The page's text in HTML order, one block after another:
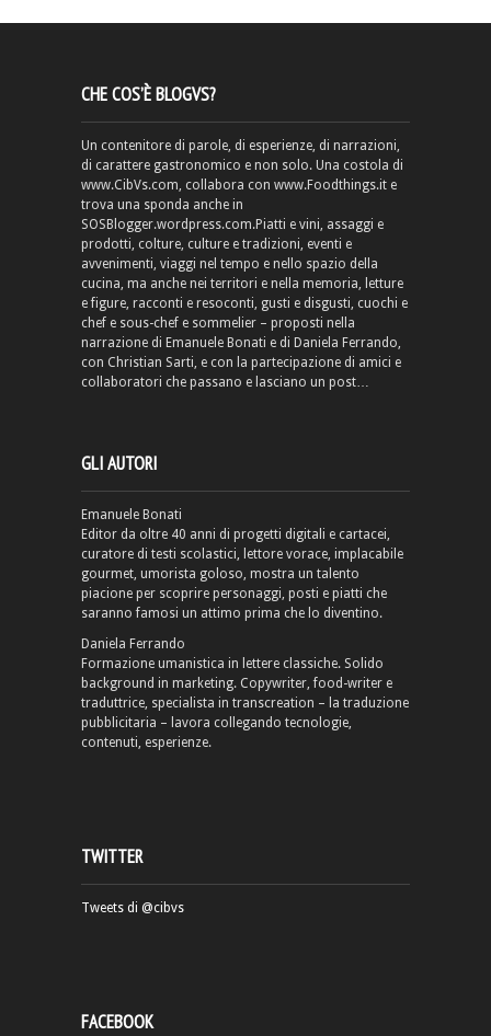
CHE COS’È BLOGVS?
Un contenitore di parole, di esperienze, di narrazioni,
di carattere gastronomico e non solo. Una costola di
www.CibVs.com, collabora con www.Foodthings.it e
trova una sponda anche in
SOSBlogger.wordpress.com.Piatti e vini, assaggi e
prodotti, colture, culture e tradizioni, eventi e
avvenimenti, viaggi nel tempo e nello spazio della
cucina, ma anche nei territori e nella memoria, letture
e figure, racconti e resoconti, gusti e disgusti, cuochi e
chef e sous-chef e sommelier – proposti nella
narrazione di Emanuele Bonati e di Daniela Ferrando,
con Christian Sarti, e con la partecipazione di amici e
collaboratori che passano e lasciano un post…
GLI AUTORI
Emanuele Bonati
Editor da oltre 40 anni di progetti digitali e cartacei,
curatore di testi scolastici, lettore vorace, implacabile
gourmet, umorista goloso, mostra un talento
piacione per scoprire personaggi, posti e piatti che
saranno famosi un attimo prima che lo diventino.
Daniela Ferrando
Formazione umanistica in lettere classiche. Solido
background in marketing. Copywriter, food-writer e
traduttrice, specialista in transcreation – la traduzione
pubblicitaria – lavora collegando tecnologie,
contenuti, esperienze.
TWITTER
Tweets di @cibvs
FACEBOOK